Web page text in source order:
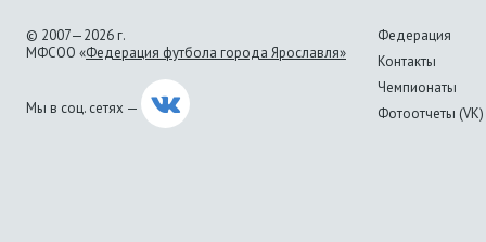
© 2007—2026 г.
МФСОО «Федерация футбола города Ярославля»
Мы в соц. сетях —
Федерация
Контакты
Чемпионаты
Фотоотчеты (VK)